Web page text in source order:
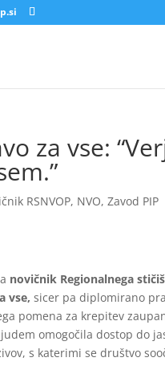
za vse:
RSNVOP, NVO,Zavod PIP
novičnik Regionalnega
vse,sicer pa diplomirano
pomena za krepitev
omogočila dostop do
s katerimi se društvo